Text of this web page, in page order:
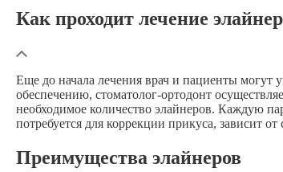
Как проходит лечение
Еще до начала лечения врач и пациенты могут
обеспечению, стоматолог-ортодонт
необходимое количество элайнеров. Каждую
потребуется для коррекции прикуса, зависит
Преимущества элайнеров